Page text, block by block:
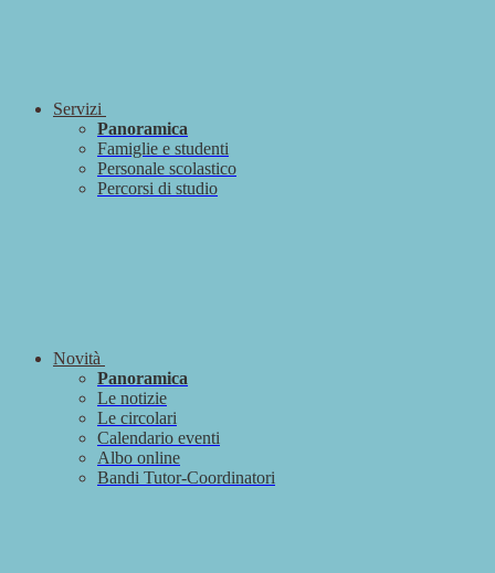
Servizi
Panoramica
Famiglie e studenti
Personale scolastico
Percorsi di studio
Novità
Panoramica
Le notizie
Le circolari
Calendario eventi
Albo online
Bandi Tutor-Coordinatori